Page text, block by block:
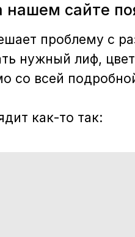
нашем сайте
проблему с
нужный лиф,
со всей
как-то так: